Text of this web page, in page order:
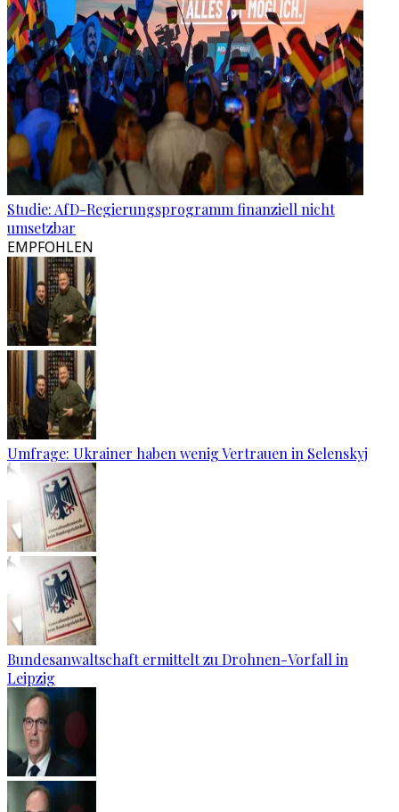
Studie: AfD-Regierungsprogramm finanziell nicht
umsetzbar
EMPFOHLEN
Umfrage: Ukrainer haben wenig Vertrauen in Selenskyj
Bundesanwaltschaft ermittelt zu Drohnen-Vorfall in
Leipzig